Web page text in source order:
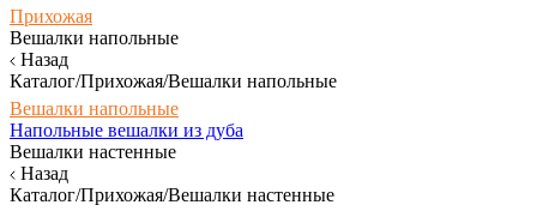
Прихожая
Вешалки напольные
Назад
Каталог/Прихожая/Вешалки напольные
Вешалки напольные
Напольные вешалки из дуба
Вешалки настенные
Назад
Каталог/Прихожая/Вешалки настенные